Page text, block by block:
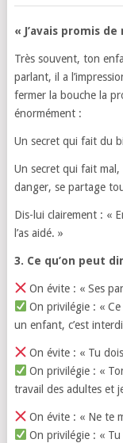
« J’avais promis
Très souvent, ton
parlant, il a
fermer la bouche la
énormément :
Un secret qui fait du
Un secret qui fait
danger, se partage
Dis-lui clairement : «
l’as aidé. »
3. Ce qu’on peut
On évite : « Ses
On privilégie : «
un enfant, c’est
On évite : « Tu
On privilégie : «
travail des adultes et
On évite : « Ne te
On privilégie : « Tu